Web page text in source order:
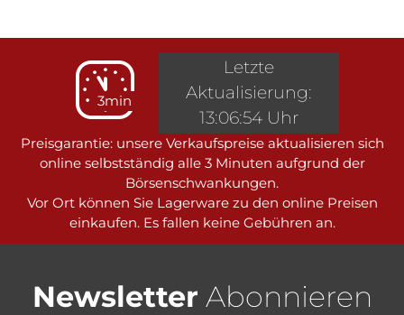
3min
Preisgarantie: unsere Verkaufspreise aktualisieren sich
online selbstständig alle 3 Minuten aufgrund der
Börsenschwankungen.
Vor Ort können Sie Lagerware zu den online Preisen
einkaufen. Es fallen keine Gebühren an.
Letzte
Aktualisierung:
13:06:54 Uhr
Newsletter Abonnieren